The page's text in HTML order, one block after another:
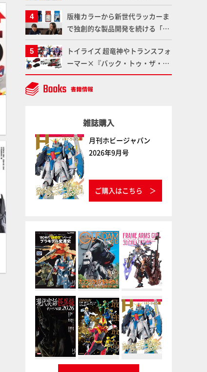
屯基地の公式キャラクターとして
誕生した「おまねこ」が着任！け
もプラ公式サイト限定版と通常版
の2ラインで発売！
版権カラーから新世代ラッカーま
で独創的な製品開発を続ける「ガ
イアノーツ」に塗料開発の裏側と
ラッカー塗料の未来についてイン
タビュー！
トイライズ 超竜神やトランスフォ
ーマー×『バック・トゥ・ザ・フ
ューチャー』コラボアイテムな
ど、タカラトミーの注目アイテム
雑誌購入
月刊ホビージャパン
2026年9月号
ご購入はこちら